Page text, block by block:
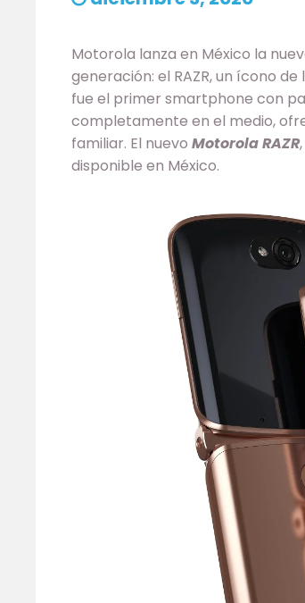
Motorola lanza en México la
generación: el RAZR, un ícono
fue el primer smartphone con
completamente en el medio,
familiar. El nuevo Motorola RAZR
disponible en México.